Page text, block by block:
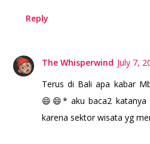
Reply
The Whisperwind July 7,
Terus di Bali apa kabar
😄😄* aku baca2 katanya
karena sektor wisata yg